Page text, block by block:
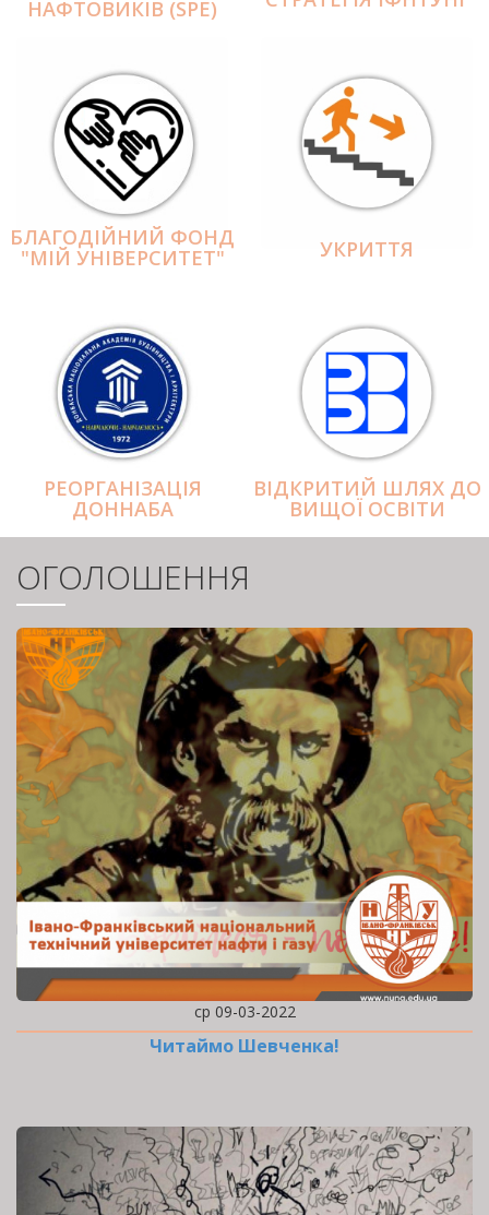
НАФТОВИКІВ (SPE)
БЛАГОДІЙНИЙ ФОНД
"МІЙ УНІВЕРСИТЕТ" УКРИТТЯ
РЕОРГАНІЗАЦІЯ
ДОННАБА
ВІДКРИТИЙ ШЛЯХ ДО
ВИЩОЇ ОСВІТИ
ОГОЛОШЕННЯ
ср 09-03-2022
Читаймо Шевченка!